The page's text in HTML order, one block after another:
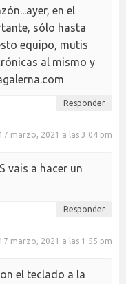
en el
sólo hasta
equipo, mutis
al mismo y
Responder
17 marzo, 2021 a las 3:04 pm
vais a hacer un
Responder
17 marzo, 2021 a las 1:55 pm
el teclado a la